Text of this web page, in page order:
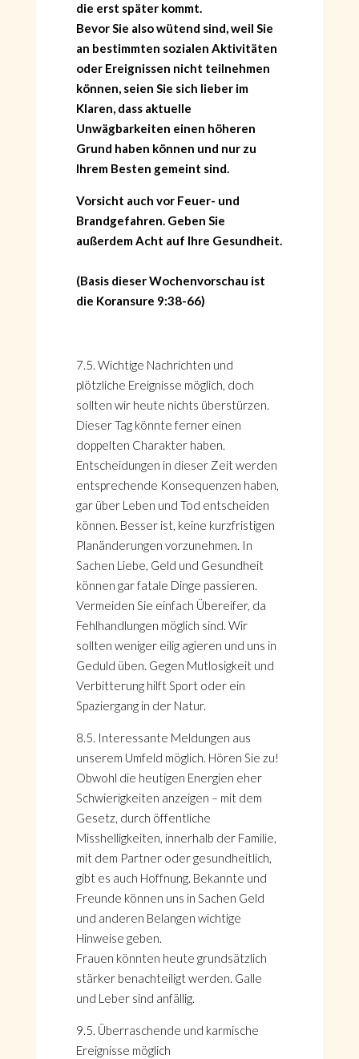
die erst später kommt.
Bevor Sie also wütend sind, weil Sie
an bestimmten sozialen Aktivitäten
oder Ereignissen nicht teilnehmen
können, seien Sie sich lieber im
Klaren, dass aktuelle
Unwägbarkeiten einen höheren
Grund haben können und nur zu
Ihrem Besten gemeint sind.
Vorsicht auch vor Feuer- und
Brandgefahren. Geben Sie
außerdem Acht auf Ihre Gesundheit.
(Basis dieser Wochenvorschau ist
die Koransure 9:38-66)
7.5. Wichtige Nachrichten und
plötzliche Ereignisse möglich, doch
sollten wir heute nichts überstürzen.
Dieser Tag könnte ferner einen
doppelten Charakter haben.
Entscheidungen in dieser Zeit werden
entsprechende Konsequenzen haben,
gar über Leben und Tod entscheiden
können. Besser ist, keine kurzfristigen
Planänderungen vorzunehmen. In
Sachen Liebe, Geld und Gesundheit
können gar fatale Dinge passieren.
Vermeiden Sie einfach Übereifer, da
Fehlhandlungen möglich sind. Wir
sollten weniger eilig agieren und uns in
Geduld üben. Gegen Mutlosigkeit und
Verbitterung hilft Sport oder ein
Spaziergang in der Natur.
8.5. Interessante Meldungen aus
unserem Umfeld möglich. Hören Sie zu!
Obwohl die heutigen Energien eher
Schwierigkeiten anzeigen – mit dem
Gesetz, durch öffentliche
Misshelligkeiten, innerhalb der Familie,
mit dem Partner oder gesundheitlich,
gibt es auch Hoffnung. Bekannte und
Freunde können uns in Sachen Geld
und anderen Belangen wichtige
Hinweise geben.
Frauen könnten heute grundsätzlich
stärker benachteiligt werden. Galle
und Leber sind anfällig.
9.5. Überraschende und karmische
Ereignisse möglich